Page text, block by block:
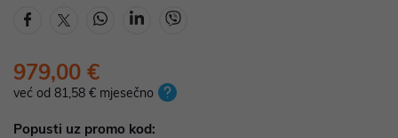
979,00 €
već od 81,58 € mjesečno
Popusti uz promo kod: